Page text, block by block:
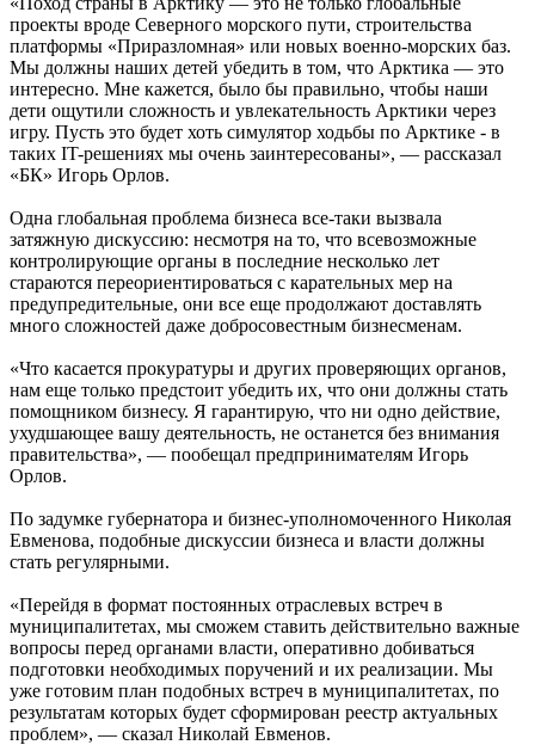
проекты вроде Северного морского пути, строительства
платформы «Приразломная» или новых военно-морских баз.
Мы должны наших детей убедить в том, что Арктика — это
интересно. Мне кажется, было бы правильно, чтобы наши
дети ощутили сложность и увлекательность Арктики через
игру. Пусть это будет хоть симулятор ходьбы по Арктике - в
таких IT-решениях мы очень заинтересованы», — рассказал
«БК» Игорь Орлов.
Одна глобальная проблема бизнеса все-таки вызвала
затяжную дискуссию: несмотря на то, что всевозможные
контролирующие органы в последние несколько лет
стараются переориентироваться с карательных мер на
предупредительные, они все еще продолжают доставлять
много сложностей даже добросовестным бизнесменам.
«Что касается прокуратуры и других проверяющих органов,
нам еще только предстоит убедить их, что они должны стать
помощником бизнесу. Я гарантирую, что ни одно действие,
ухудшающее вашу деятельность, не останется без внимания
правительства», — пообещал предпринимателям Игорь
Орлов.
По задумке губернатора и бизнес-уполномоченного Николая
Евменова, подобные дискуссии бизнеса и власти должны
стать регулярными.
«Перейдя в формат постоянных отраслевых встреч в
муниципалитетах, мы сможем ставить действительно важные
вопросы перед органами власти, оперативно добиваться
подготовки необходимых поручений и их реализации. Мы
уже готовим план подобных встреч в муниципалитетах, по
результатам которых будет сформирован реестр актуальных
проблем», — сказал Николай Евменов.